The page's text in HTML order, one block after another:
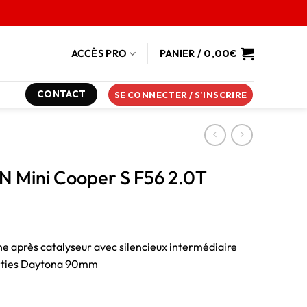
ACCÈS PRO PANIER / 0,00€
CONTACT SE CONNECTER / S’INSCRIRE
Mini Cooper S F56 2.0T
après catalyseur avec silencieux intermédiaire
Daytona 90mm